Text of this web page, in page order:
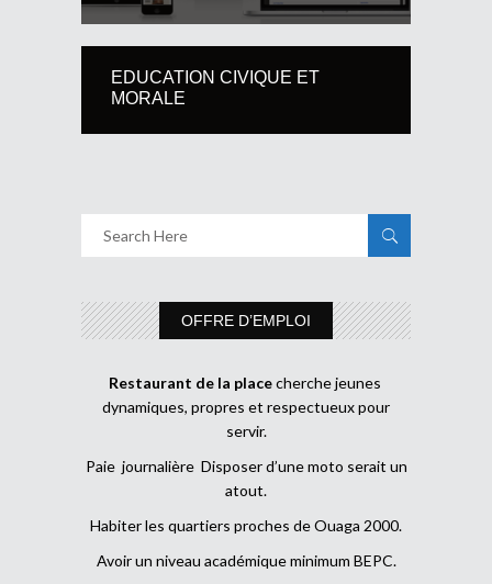
EDUCATION CIVIQUE ET
MORALE
OFFRE D’EMPLOI
Restaurant de la placecherche jeunes
dynamiques, propres et respectueux pour
servir.
Paie journalière Disposer d’une moto serait un
atout.
Habiter les quartiers proches de Ouaga 2000.
Avoir un niveau académique minimum BEPC.